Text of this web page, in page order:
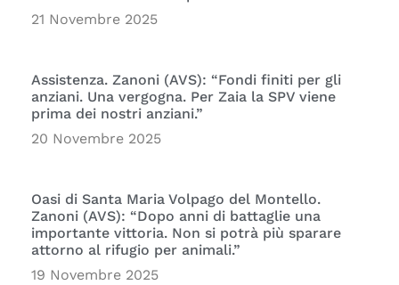
21 Novembre 2025
Assistenza. Zanoni (AVS): “Fondi finiti per gli
anziani. Una vergogna. Per Zaia la SPV viene
prima dei nostri anziani.”
20 Novembre 2025
Oasi di Santa Maria Volpago del Montello.
Zanoni (AVS): “Dopo anni di battaglie una
importante vittoria. Non si potrà più sparare
attorno al rifugio per animali.”
19 Novembre 2025